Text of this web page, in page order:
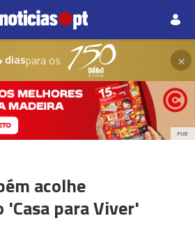
diaspara os ×
PUB
acolhe
para Viver'